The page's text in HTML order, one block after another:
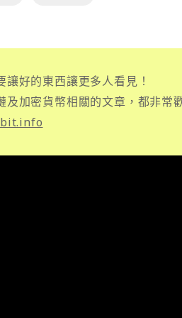
好的東西讓更多人看見！
及加密貨幣相關的文章，都非常